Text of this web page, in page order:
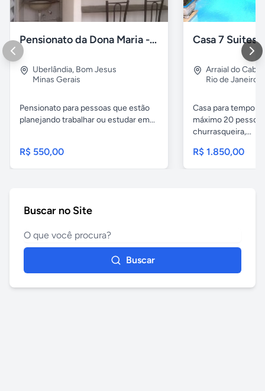
Pensionato da Dona Maria - Uberlândia/MG
Uberlândia, Bom Jesus
Minas Gerais
Pensionato para pessoas que estão
planejando trabalhar ou estudar em...
R$ 550,00
Arraial do Cabo
Rio de Janeiro
Casa para
máximo 20
churrasqueira,...
R$ 1.850,00
Buscar no Site
Buscar